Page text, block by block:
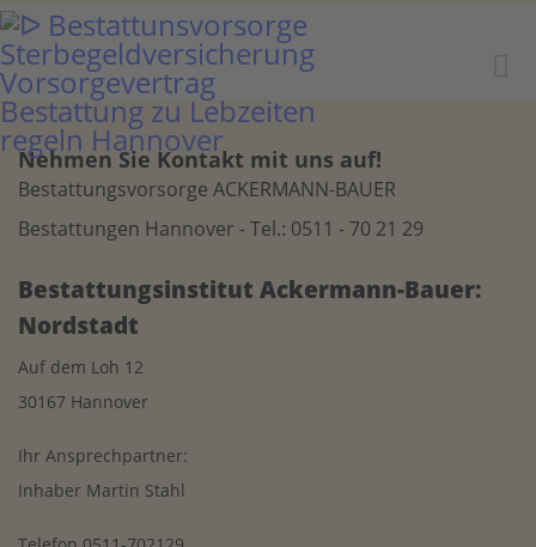
Nehmen Sie Kontakt mit uns auf!
Bestattungsvorsorge ACKERMANN-BAUER
Bestattungen Hannover - Tel.: 0511 - 70 21 29
Bestattungsinstitut Ackermann-Bauer:
Nordstadt
Auf dem Loh 12
30167 Hannover
Ihr Ansprechpartner:
Inhaber Martin Stahl